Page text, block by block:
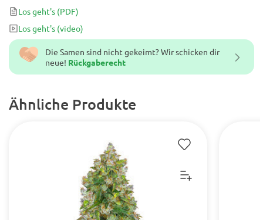
Die Samen sind nicht gekeimt? Wir schicken dir
neue! Rückgaberecht
Ähnliche Produkte
400 g pro Pflanze. Einige Phänotypen erhalten dunkelblaue oder
violette Farben und Farbtöne, insbesondere wenn sie niedrigeren
Nachttemperaturen ausgesetzt sind.
Los geht's (PDF)
Los geht's (video)